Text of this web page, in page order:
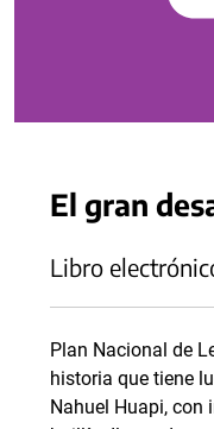
El gran
Libro
Plan Nacional de
historia que tiene
Nahuel Huapi, con